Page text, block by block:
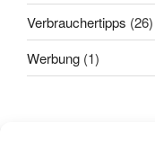
Verbrauchertipps (26)
Werbung (1)